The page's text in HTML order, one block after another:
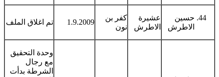
حسين
الاطرش
عشيرة
الاطرش
كفر بن
نون
1.9.2009 تم اغلاق الملف
وحدة التحقيق
مع رجال
الشرطة بدأت